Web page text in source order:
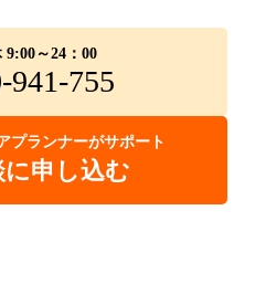
9:00～24：00
941-755
プランナーがサポート
申し込む